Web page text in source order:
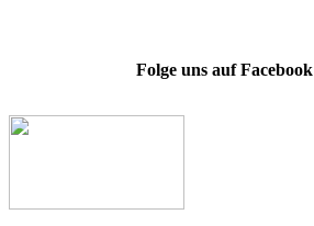
Folge uns auf Facebook